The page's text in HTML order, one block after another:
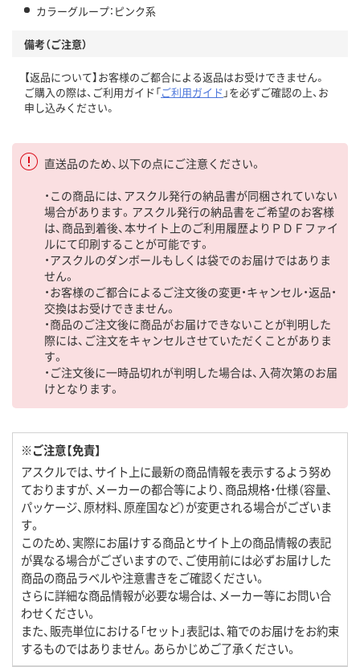
カラーグループ：ピンク系
備考（ご注意）
【返品について】お客様のご都合による返品はお受けできません。
ご購入の際は、ご利用ガイド「ご利用ガイド 」を必ずご確認の上、お
申し込みください。
直送品のため、以下の点にご注意ください。
・この商品には、アスクル発行の納品書が同梱されていない
場合があります。アスクル発行の納品書をご希望のお客様
は、商品到着後、本サイト上のご利用履歴よりＰＤＦファイ
ルにて印刷することが可能です。
・アスクルのダンボールもしくは袋でのお届けではありま
せん。
・お客様のご都合によるご注文後の変更・キャンセル・返品・
交換はお受けできません。
・商品のご注文後に商品がお届けできないことが判明した
際には、ご注文をキャンセルさせていただくことがありま
す。
・ご注文後に一時品切れが判明した場合は、入荷次第のお届
けとなります。
※ご注意【免責】
アスクルでは、サイト上に最新の商品情報を表示するよう努め
ておりますが、メーカーの都合等により、商品規格・仕様（容量、
パッケージ、原材料、原産国など）が変更される場合がございま
す。
このため、実際にお届けする商品とサイト上の商品情報の表記
が異なる場合がございますので、ご使用前には必ずお届けした
商品の商品ラベルや注意書きをご確認ください。
さらに詳細な商品情報が必要な場合は、メーカー等にお問い合
わせください。
また、販売単位における「セット」表記は、箱でのお届けをお約束
するものではありません。あらかじめご了承ください。